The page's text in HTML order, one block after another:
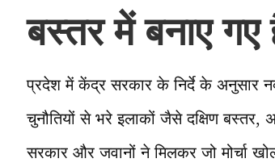
बस्तर में बनाए
प्रदेश में केंद्र सरकार के निर्दे के अनुसार
चुनौतियों से भरे इलाकों जैसे दक्षिण
सरकार और जवानों ने मिलकर जो मोर्चा